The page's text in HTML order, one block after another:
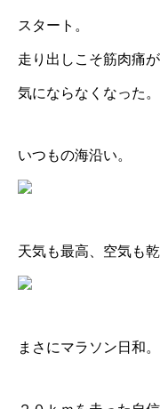
スタート。
走り出しこそ筋肉痛
気にならなくなった。
いつもの海沿い。
天気も最高、空気も
まさにマラソン日和。